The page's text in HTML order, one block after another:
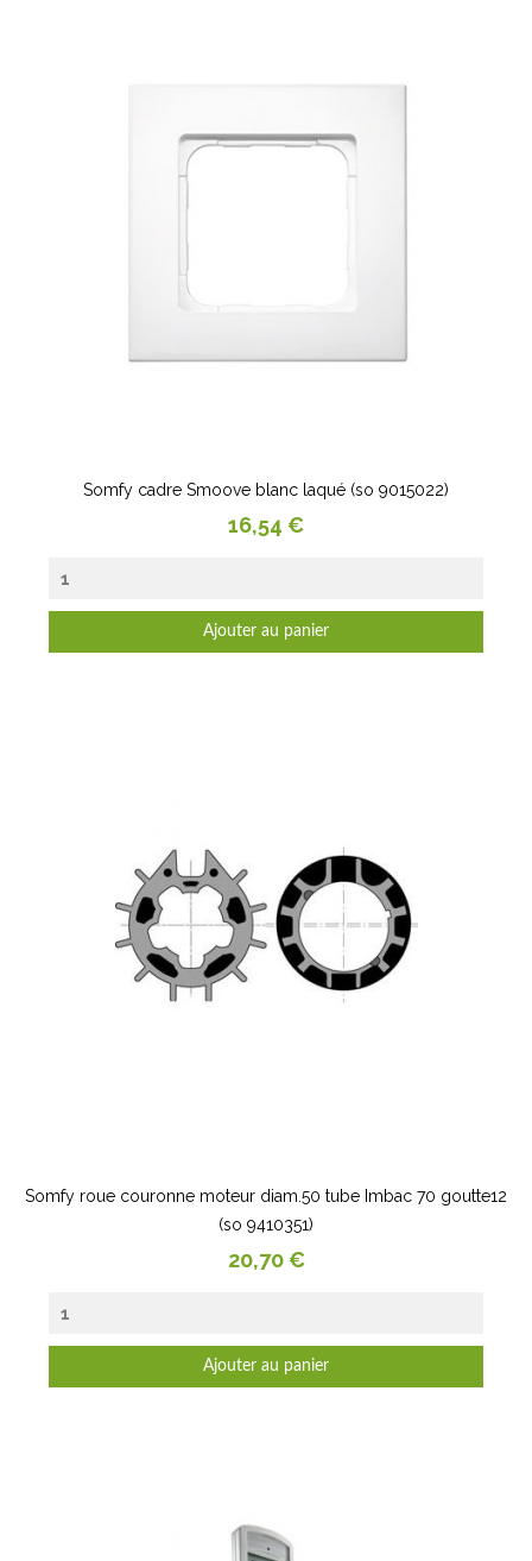
Somfy cadre Smoove blanc laqué (so 9015022)
Prix
16,54 €
Ajouter au panier
Somfy roue couronne moteur diam.50 tube Imbac 70 goutte12
(so 9410351)
Prix
20,70 €
Ajouter au panier